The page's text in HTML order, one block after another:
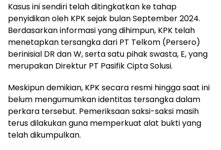
Kasus ini sendiri telah ditingkatkan ke tahap
penyidikan oleh KPK sejak bulan September 2024.
Berdasarkan informasi yang dihimpun, KPK telah
menetapkan tersangka dari PT Telkom (Persero)
berinisial DR dan W, serta satu pihak swasta, E, yang
merupakan Direktur PT Pasifik Cipta Solusi.
Meskipun demikian, KPK secara resmi hingga saat ini
belum mengumumkan identitas tersangka dalam
perkara tersebut. Pemeriksaan saksi-saksi masih
terus dilakukan guna memperkuat alat bukti yang
telah dikumpulkan.